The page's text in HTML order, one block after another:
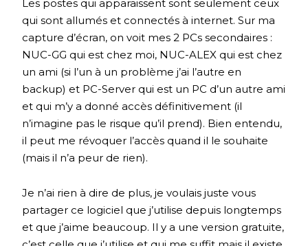
Les postes qui apparaissent sont seulement ceux
qui sont allumés et connectés à internet. Sur ma
capture d’écran, on voit mes 2 PCs secondaires :
NUC-GG qui est chez moi, NUC-ALEX qui est chez
un ami (si l’un à un problème j’ai l’autre en
backup) et PC-Server qui est un PC d’un autre ami
et qui m’y a donné accès définitivement (il
n’imagine pas le risque qu’il prend). Bien entendu,
il peut me révoquer l’accès quand il le souhaite
(mais il n’a peur de rien).
Je n’ai rien à dire de plus, je voulais juste vous
partager ce logiciel que j’utilise depuis longtemps
et que j’aime beaucoup. Il y a une version gratuite,